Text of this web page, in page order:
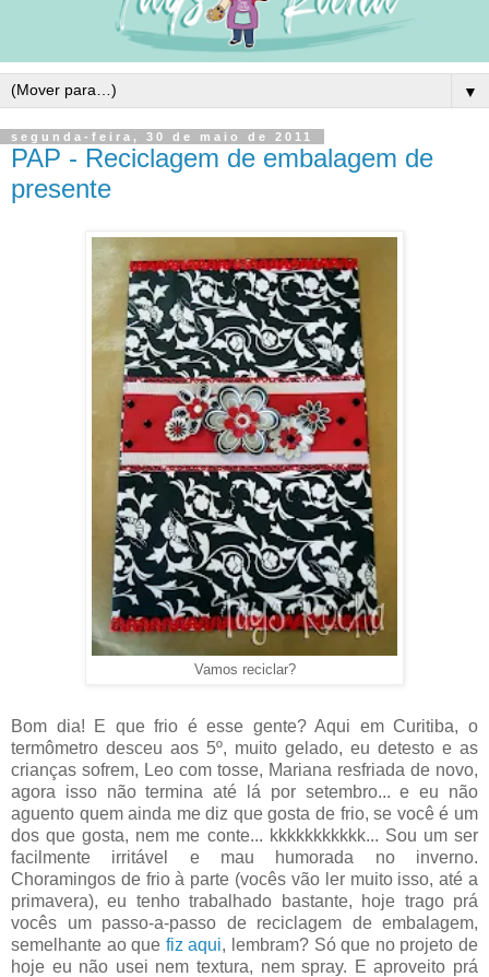
▼
segunda-feira, 30 de maio de 2011
PAP - Reciclagem de embalagem de
presente
Vamos reciclar?
Bom dia! E que frio é esse gente? Aqui em Curitiba, o
termômetro desceu aos 5º, muito gelado, eu detesto e as
crianças sofrem, Leo com tosse, Mariana resfriada de novo,
agora isso não termina até lá por setembro... e eu não
aguento quem ainda me diz que gosta de frio, se você é um
dos que gosta, nem me conte... kkkkkkkkkkk... Sou um ser
facilmente irritável e mau humorada no inverno.
Choramingos de frio à parte (vocês vão ler muito isso, até a
primavera), eu tenho trabalhado bastante, hoje trago prá
vocês um passo-a-passo de reciclagem de embalagem,
semelhante ao que fiz aqui, lembram? Só que no projeto de
hoje eu não usei nem textura, nem spray. E aproveito prá